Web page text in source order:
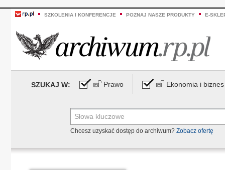
SZKOLENIA I KONFERENCJE POZNAJ NASZE PRODUKTY E-
SZUKAJ W: Prawo Ekonomia i biznes
Chcesz uzyskać dostęp do archiwum? Zobacz ofertę